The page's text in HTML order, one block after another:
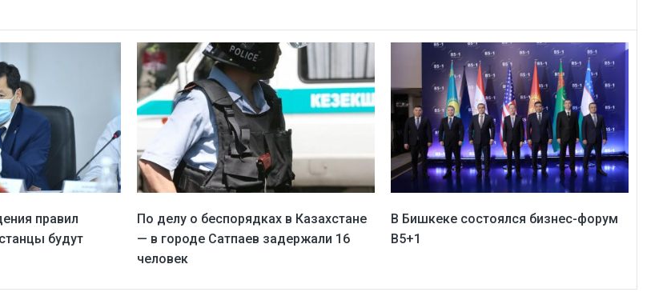
правил
будут
По делу о беспорядках в Казахстане
— в городе Сатпаев задержали 16
человек
В Бишкеке состоялся бизнес-форум
B5+1